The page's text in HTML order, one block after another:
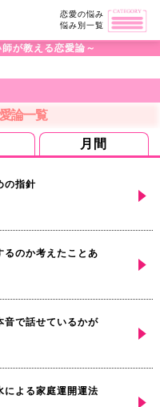
恋愛の悩み
悩み別一覧
が教える恋愛論～
論一覧
月間
の指針
るのか考えたことあ
音で話せているかが
による家庭運開運法